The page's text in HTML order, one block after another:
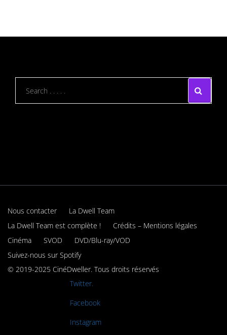
Nous contacter
La Dwell Team
La Dwell Team est complète !
Crédits – Mentions légales
Cinéma
SVOD
DVD/Blu-ray/VOD
Suivez-nous sur Spotify
© 2019-2025 CinéDweller. Tous droits réservés
Twitter.
Facebook
Instagram